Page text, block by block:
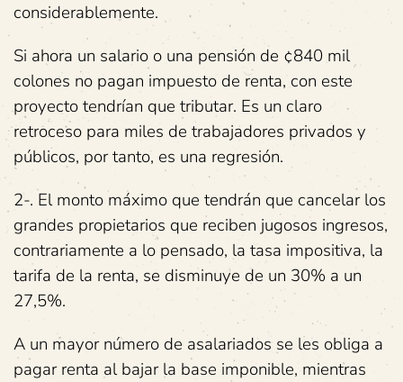
considerablemente.
Si ahora un salario o una pensión de ¢840 mil
colones no pagan impuesto de renta, con este
proyecto tendrían que tributar. Es un claro
retroceso para miles de trabajadores privados y
públicos, por tanto, es una regresión.
2-. El monto máximo que tendrán que cancelar los
grandes propietarios que reciben jugosos ingresos,
contrariamente a lo pensado, la tasa impositiva, la
tarifa de la renta, se disminuye de un 30% a un
27,5%.
A un mayor número de asalariados se les obliga a
pagar renta al bajar la base imponible, mientras